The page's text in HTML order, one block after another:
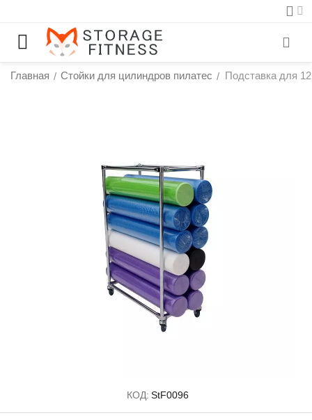
Главная / Стойки для цилиндров пилатес / Подставка для
КОД: StF0096